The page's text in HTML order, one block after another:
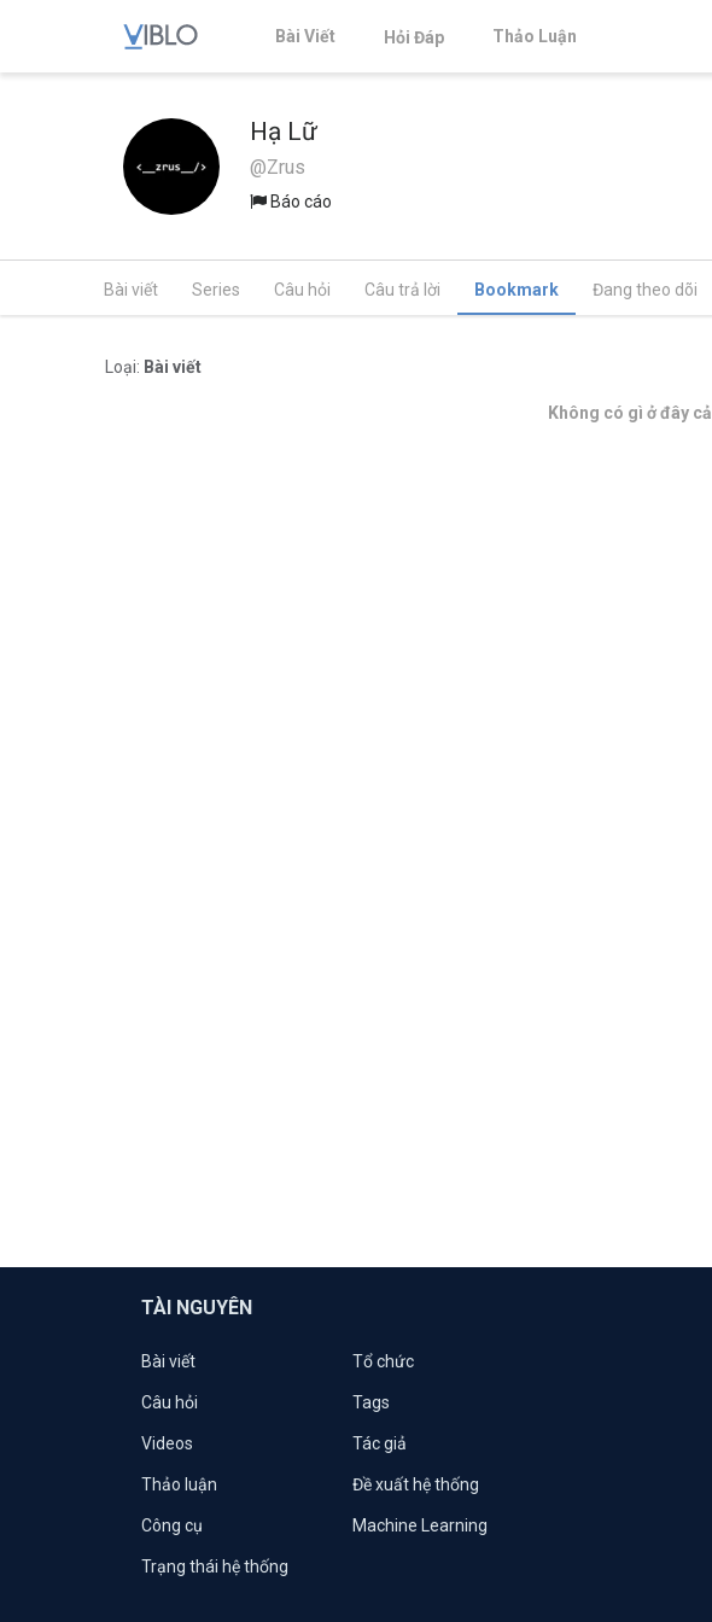
Bài Viết Hỏi Đáp Thảo Luận
Hạ Lữ
@Zrus
Báo cáo
Bài viết Series Câu hỏi Câu trả lời Bookmark Đang theo dõi
Loại: Bài viết
Không có gì ở đây cả
TÀI NGUYÊN
Bài viết Tổ chức
Câu hỏi Tags
Videos Tác giả
Thảo luận Đề xuất hệ thống
Công cụ Machine Learning
Trạng thái hệ thống